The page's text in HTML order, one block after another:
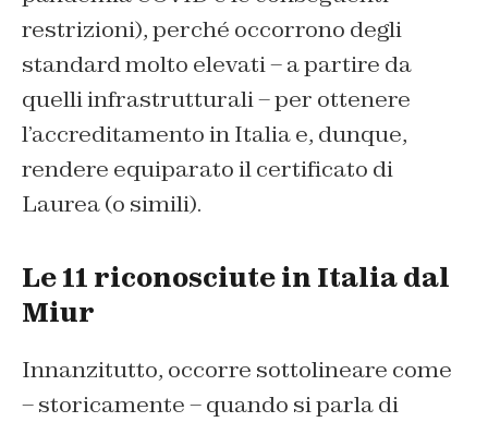
restrizioni), perché occorrono degli
standard molto elevati – a partire da
quelli infrastrutturali – per ottenere
l’accreditamento in Italia e, dunque,
rendere equiparato il certificato di
Laurea (o simili).
Le 11 riconosciute in Italia dal
Miur
Innanzitutto, occorre sottolineare come
– storicamente – quando si parla di